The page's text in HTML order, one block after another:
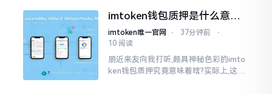
imtoken钱包质押是什么意
思？一文讲透
imtoken唯一官网 ⋅ 37分钟前
⋅
10 阅读
朋近来友向我打听,颇具神秘色彩的imto
ken钱包质押究竟意味着啥?实际上,这一